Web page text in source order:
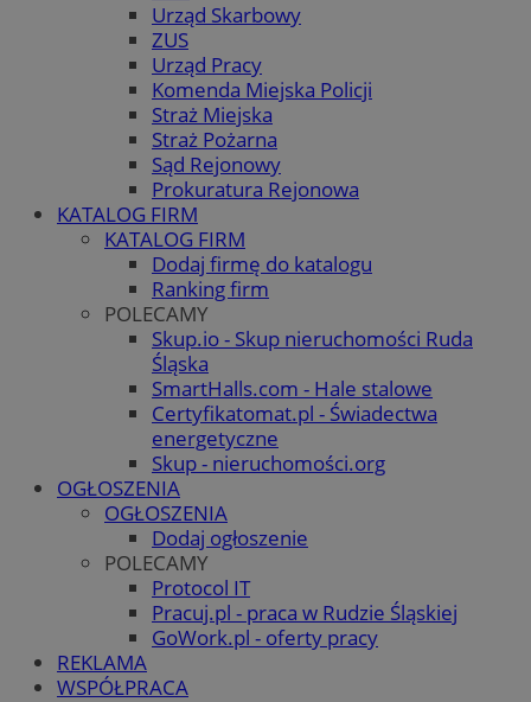
Urząd Skarbowy
ZUS
Urząd Pracy
Komenda Miejska Policji
Straż Miejska
Straż Pożarna
Sąd Rejonowy
Prokuratura Rejonowa
KATALOG FIRM
KATALOG FIRM
Dodaj firmę do katalogu
Ranking firm
POLECAMY
Skup.io - Skup nieruchomości Ruda
Śląska
SmartHalls.com - Hale stalowe
Certyfikatomat.pl - Świadectwa
energetyczne
Skup - nieruchomości.org
OGŁOSZENIA
OGŁOSZENIA
Dodaj ogłoszenie
POLECAMY
Protocol IT
Pracuj.pl - praca w Rudzie Śląskiej
GoWork.pl - oferty pracy
REKLAMA
WSPÓŁPRACA